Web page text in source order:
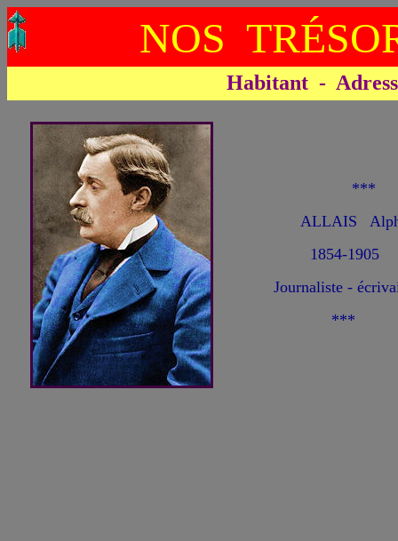
NOS
Habitant -
ALLAIS
1854-1905
Journaliste -
***